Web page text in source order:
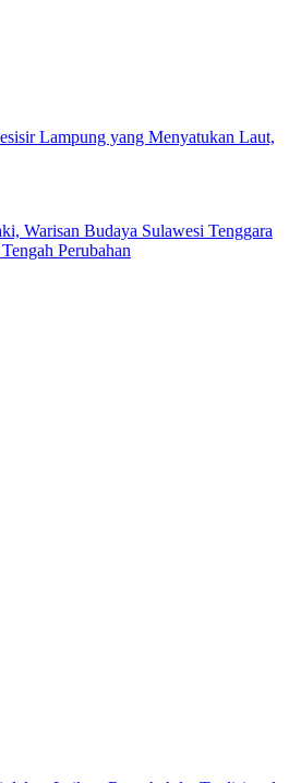
Lampung yang Menyatukan Laut,
Warisan Budaya Sulawesi Tenggara
Perubahan